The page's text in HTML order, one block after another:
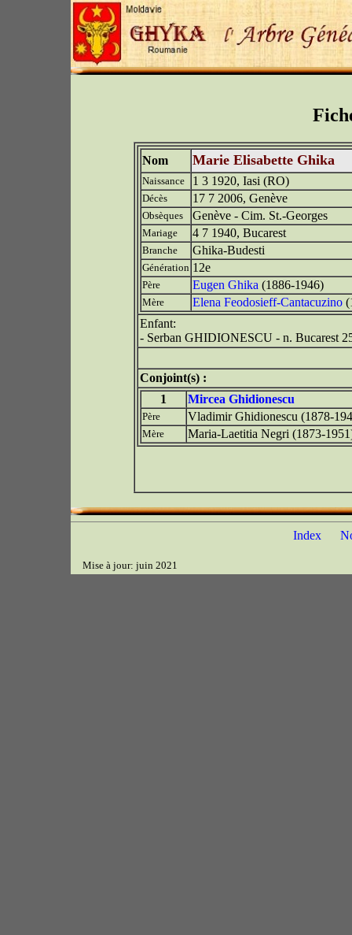
Nom Marie Elisabette Ghika
Naissance 1 3 1920, Iasi (RO)
Décès 17 7 2006, Genève
Obsèques Genève - Cim. St.-Georges
Mariage 4 7 1940, Bucarest
Branche Ghika-Budesti
Génération 12e
Père Eugen Ghika (1886-1946)
Mère Elena Feodosieff-Cantacuzino
Enfant:
- Serban GHIDIONESCU - n. Bucarest
Conjoint(s) :
1
Mircea Ghidionescu
Père Vladimir Ghidionescu (1878-
Mère Maria-Laetitia Negri (1873-
Index
Mise à jour: juin 2021